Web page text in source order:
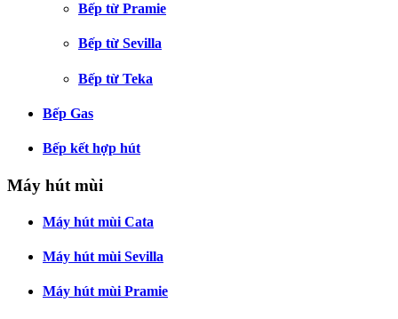
Bếp từ Pramie
Bếp từ Sevilla
Bếp từ Teka
Bếp Gas
Bếp kết hợp hút
Máy hút mùi
Máy hút mùi Cata
Máy hút mùi Sevilla
Máy hút mùi Pramie